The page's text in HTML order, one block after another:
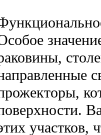
участков,